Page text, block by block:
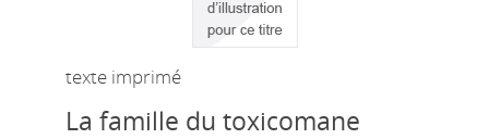
texte imprimé
La famille du toxicomane